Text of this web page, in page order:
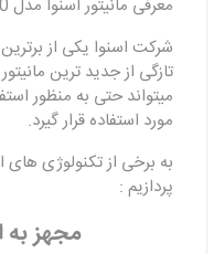
معرفی مانیتور اسنوا مدل S27TB300 :
شرکت اسنوا یکی از برترین
تازگی از جدید ترین
میتواند حتی به منظور
مورد استفاده قرار گیرد.
به برخی از تکنولوژی های
پردازیم :
مجهز به